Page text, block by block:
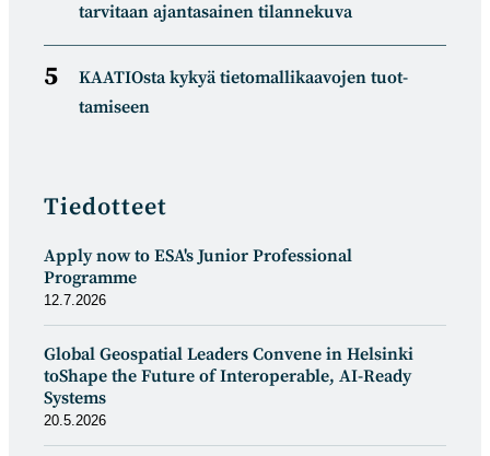
tarvitaan ajantasainen tilannekuva
KAATIOsta kykyä tietomal­likaa­vojen tuot­
tamiseen
Tiedotteet
Apply now to ESA's Junior Professional
Programme
12.7.2026
Global Geospatial Leaders Convene in Helsinki
toShape the Future of Interoperable, AI-Ready
Systems
20.5.2026